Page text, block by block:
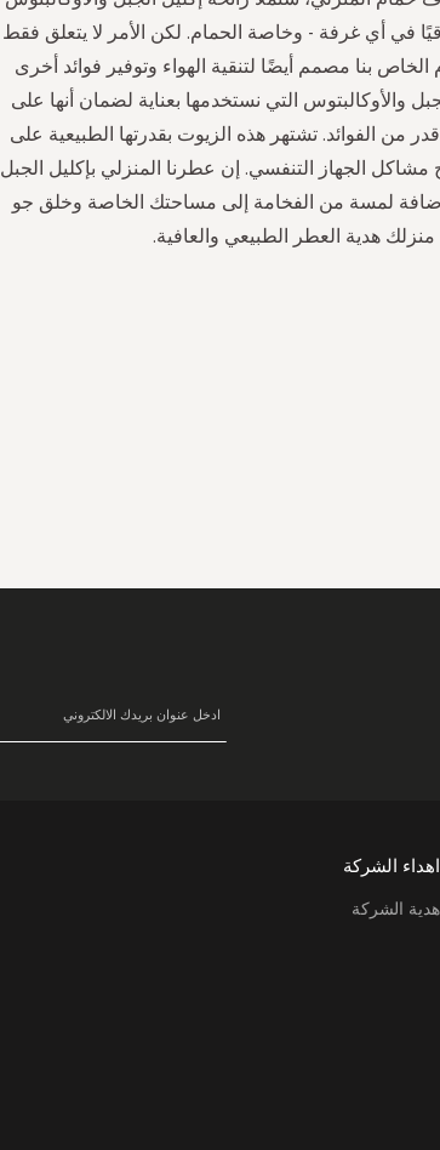
في أي غرفة - وخاصة الحمام. لكن الأمر لا يتعلق فقط
بنا مصمم أيضًا لتنقية الهواء وتوفير فوائد أخرى
والأوكالبتوس التي نستخدمها بعناية لضمان أنها على
الفوائد. تشتهر هذه الزيوت بقدرتها الطبيعية على
الجهاز التنفسي. إن عطرنا المنزلي بإكليل الجبل
لإضافة لمسة من الفخامة إلى مساحتك الخاصة وخلق جو
هدية العطر الطبيعي والعافية.
اهداء الشركة
هدية الشركة